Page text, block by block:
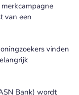
van een
vinden
Bank) wordt